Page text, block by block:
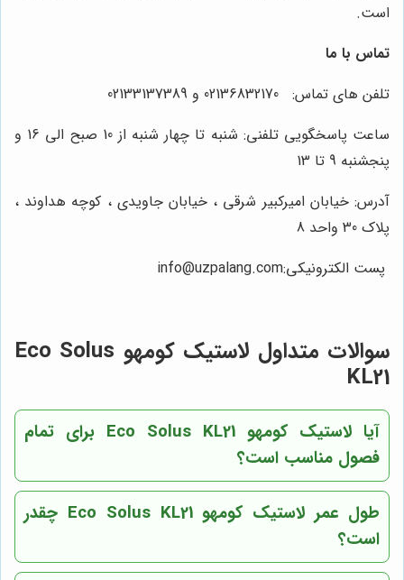
است.
تماس با ما
تلفن های تماس: 02136832170 و 02133137389
ساعت پاسخگویی تلفنی: شنبه تا چهار شنبه از 10 صبح الی 16 و
پنجشنبه 9 تا 13
آدرس: خیابان امیرکبیر شرقی ، خیابان جاویدی ، کوچه هداوند ،
پلاک 30 واحد 8
پست الکترونیکی:info@uzpalang.com
سوالات متداول لاستیک کومهو Eco Solus
KL21
آیا لاستیک کومهو Eco Solus KL21 برای تمام
فصول مناسب است؟
طول عمر لاستیک کومهو Eco Solus KL21 چقدر
است؟